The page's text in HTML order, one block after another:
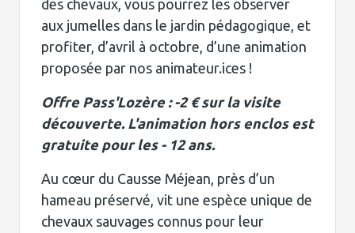
des chevaux, vous pourrez les observer
aux jumelles dans le jardin pédagogique, et
profiter, d’avril à octobre, d’une animation
proposée par nos animateur.ices !
Offre Pass'Lozère : -2 € sur la visite
découverte. L'animation hors enclos est
gratuite pour les - 12 ans.
Au cœur du Causse Méjean, près d’un
hameau préservé, vit une espèce unique de
chevaux sauvages connus pour leur